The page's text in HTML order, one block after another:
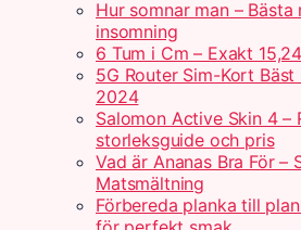
Hur somnar man –
insomning
6 Tum i Cm – Exakt
5G Router Sim-Kort
2024
Salomon Active Skin 4 –
storleksguide och pris
Vad är Ananas Bra För –
Matsmältning
Förbereda planka till